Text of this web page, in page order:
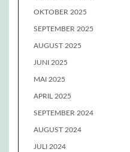
OKTOBER 2025
SEPTEMBER 2025
AUGUST 2025
JUNI 2025
MAI 2025
APRIL 2025
SEPTEMBER 2024
AUGUST 2024
JULI 2024